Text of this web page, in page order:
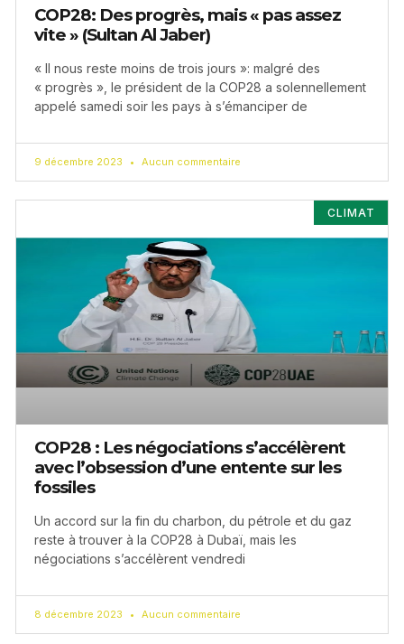
COP28: Des progrès, mais « pas assez
vite » (Sultan Al Jaber)
« Il nous reste moins de trois jours »: malgré des
« progrès », le président de la COP28 a solennellement
appelé samedi soir les pays à s’émanciper de
9 décembre 2023 Aucun commentaire
CLIMAT
COP28 : Les négociations s’accélèrent
avec l’obsession d’une entente sur les
fossiles
Un accord sur la fin du charbon, du pétrole et du gaz
reste à trouver à la COP28 à Dubaï, mais les
négociations s’accélèrent vendredi
8 décembre 2023 Aucun commentaire